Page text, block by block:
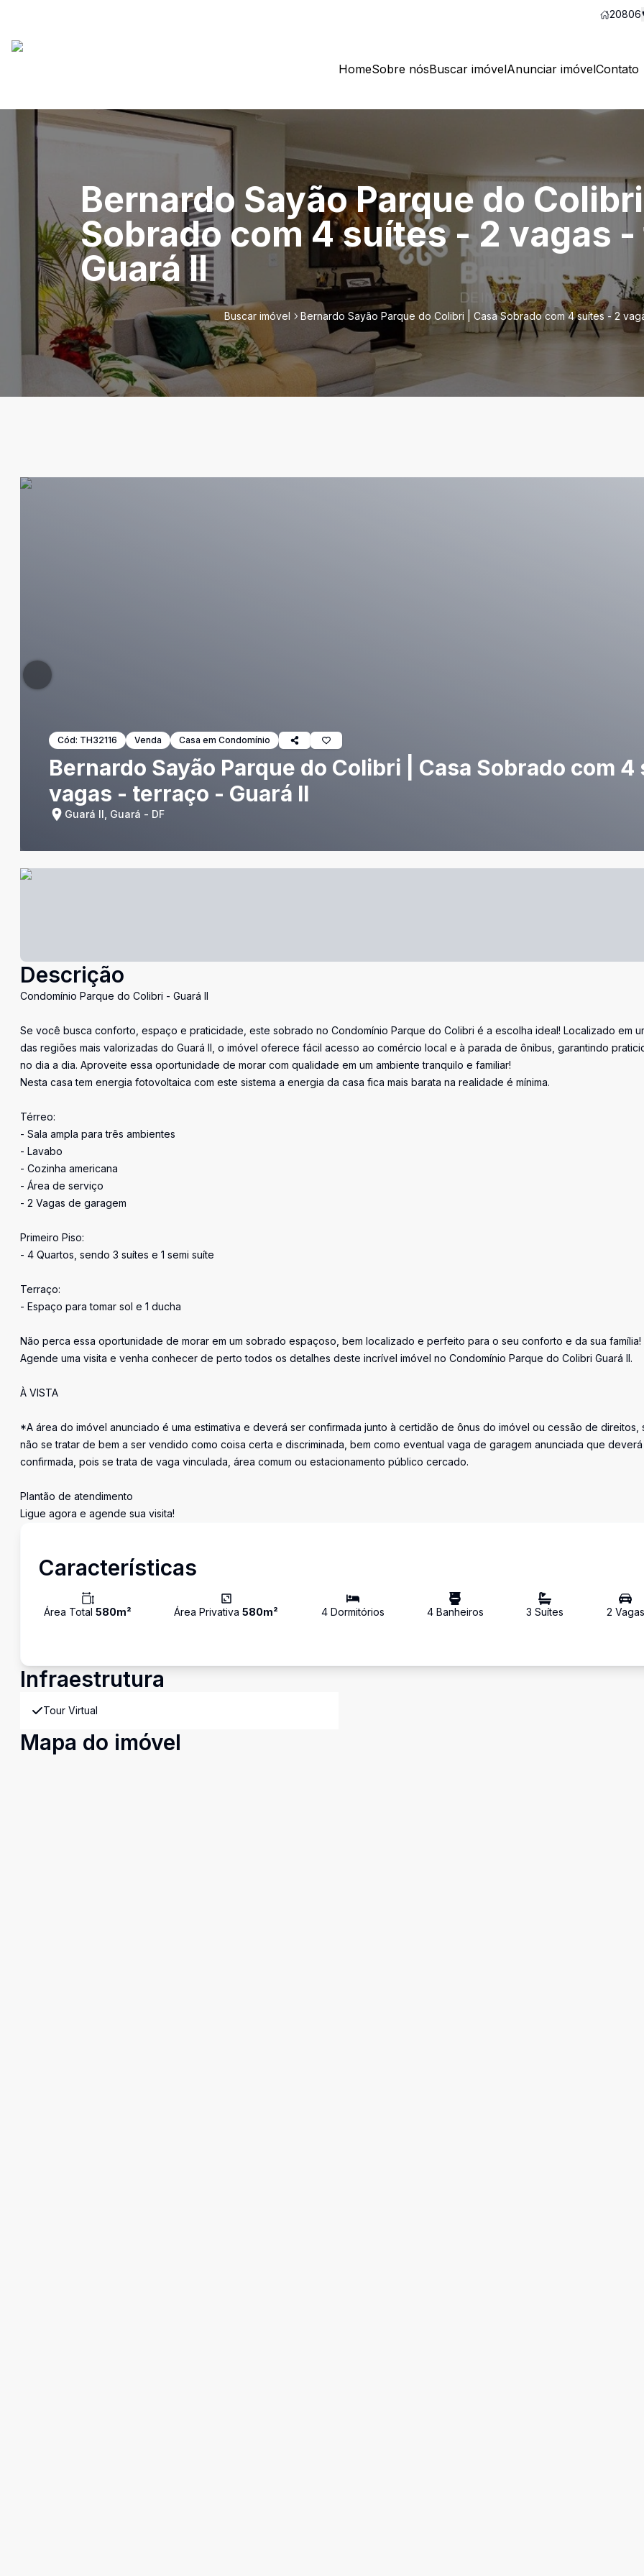
20806
HomeSobre nósBuscar imóvelAnunciar imóvelContato
Bernardo Sayão Parque do
Sobrado com 4 suítes - 2 vagas
Guará II
Buscar imóvel Bernardo Sayão Parque do Colibri | Casa Sobrado com 4 suítes - 2
Cód: TH32116 Venda Casa em Condomínio
Bernardo Sayão Parque do Colibri | Casa Sobrado com
vagas - terraço - Guará II
Guará II, Guará - DF
Descrição
Condomínio Parque do Colibri - Guará II
Se você busca conforto, espaço e praticidade, este sobrado no Condomínio Parque do Colibri é a escolha ideal! Localizado em
das regiões mais valorizadas do Guará II, o imóvel oferece fácil acesso ao comércio local e à parada de ônibus, garantindo
no dia a dia. Aproveite essa oportunidade de morar com qualidade em um ambiente tranquilo e familiar!
Nesta casa tem energia fotovoltaica com este sistema a energia da casa fica mais barata na realidade é mínima.
Térreo:
- Sala ampla para três ambientes
- Lavabo
- Cozinha americana
- Área de serviço
- 2 Vagas de garagem
Primeiro Piso:
- 4 Quartos, sendo 3 suítes e 1 semi suíte
Terraço:
- Espaço para tomar sol e 1 ducha
Não perca essa oportunidade de morar em um sobrado espaçoso, bem localizado e perfeito para o seu conforto e da sua família!
Agende uma visita e venha conhecer de perto todos os detalhes deste incrível imóvel no Condomínio Parque do Colibri Guará II.
À VISTA
*A área do imóvel anunciado é uma estimativa e deverá ser confirmada junto à certidão de ônus do imóvel ou cessão de direitos,
não se tratar de bem a ser vendido como coisa certa e discriminada, bem como eventual vaga de garagem anunciada que
confirmada, pois se trata de vaga vinculada, área comum ou estacionamento público cercado.
Plantão de atendimento
Ligue agora e agende sua visita!
Características
Área Total 580m² Área Privativa580m² 4Dormitórios 4Banheiros 3 Suítes 2 Vagas
Infraestrutura
Tour Virtual
Mapa do imóvel